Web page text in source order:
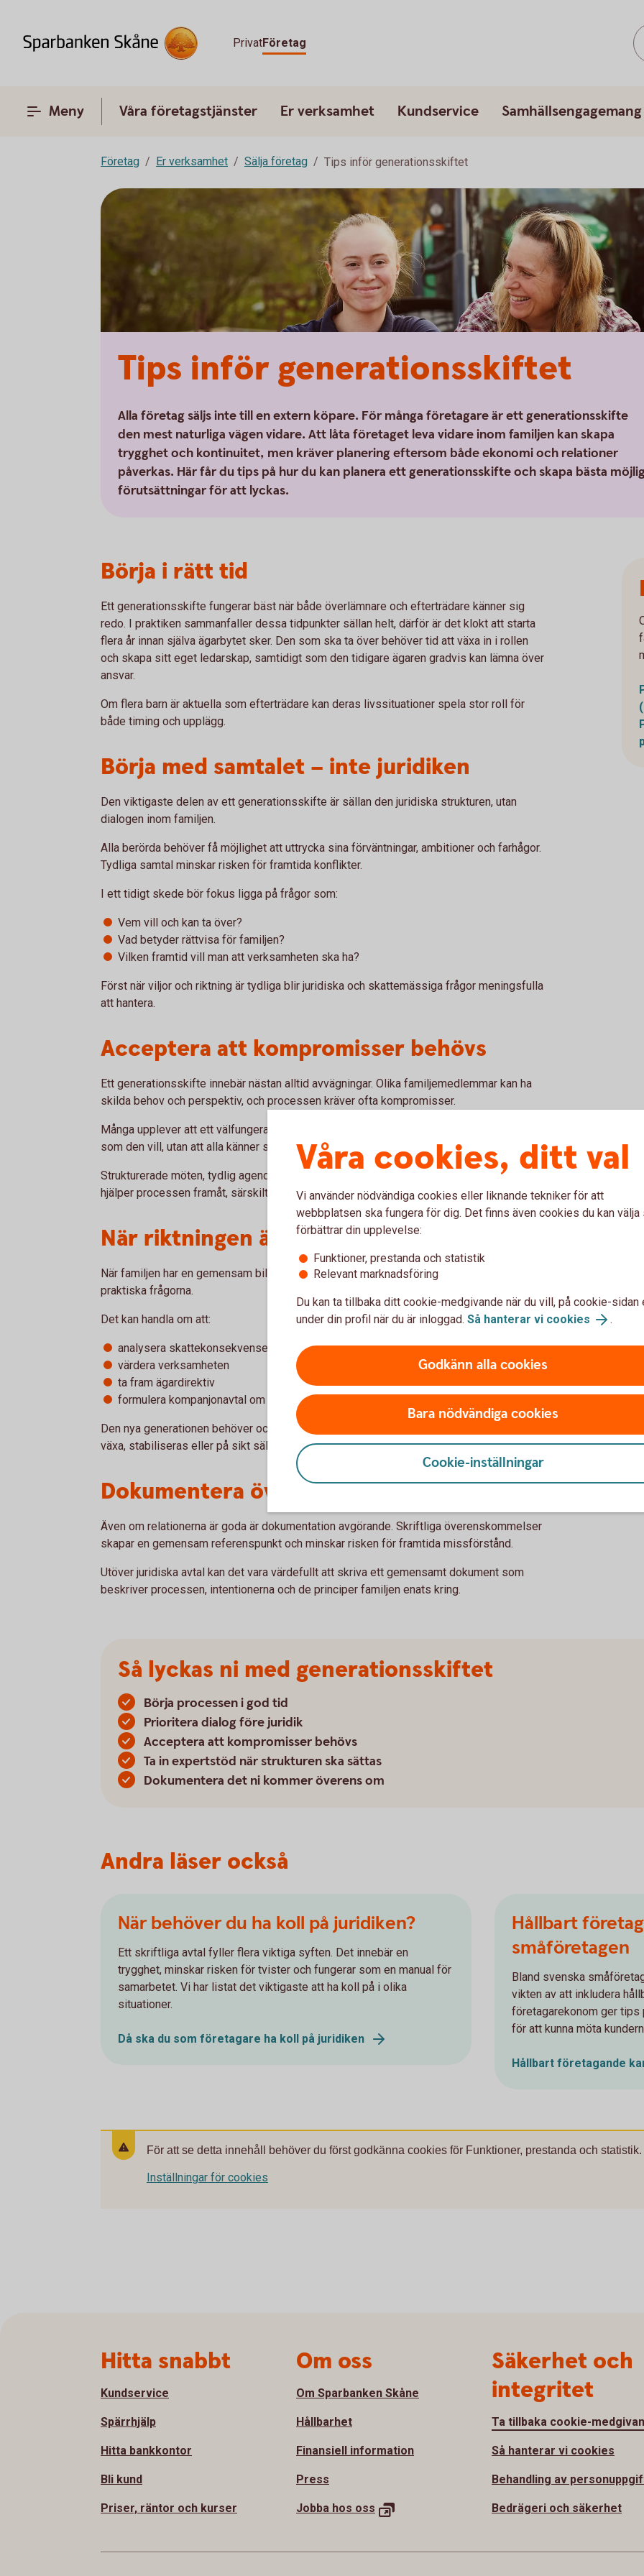
PrivatFöretag
Meny Våra företagstjänster Er verksamhet Kundservice Samhällsengagemang
Företag Er verksamhet Sälja företag Tips inför generationsskiftet
Tips inför generations­skiftet
Alla företag säljs inte till en extern köpare. För många företagare är ett generationsskifte
den mest naturliga vägen vidare. Att låta företaget leva vidare inom familjen kan skapa
trygghet och kontinuitet, men kräver planering eftersom både ekonomi och relationer
påverkas. Här får du tips på hur du kan planera ett generationsskifte och skapa bästa
förutsättningar för att lyckas.
Börja i rätt tid
Ett generationsskifte fungerar bäst när både överlämnare och efterträdare känner sig
redo. I praktiken sammanfaller dessa tidpunkter sällan helt, därför är det klokt att starta
flera år innan själva ägarbytet sker. Den som ska ta över behöver tid att växa in i rollen
och skapa sitt eget ledarskap, samtidigt som den tidigare ägaren gradvis kan lämna över
ansvar.
Om flera barn är aktuella som efterträdare kan deras livssituationer spela stor roll för
både timing och upplägg.
Börja med samtalet – inte juridiken
Den viktigaste delen av ett generationsskifte är sällan den juridiska strukturen, utan
dialogen inom familjen.
Alla berörda behöver få möjlighet att uttrycka sina förväntningar, ambitioner och farhågor.
Tydliga samtal minskar risken för framtida konflikter.
I ett tidigt skede bör fokus ligga på frågor som:
Vem vill och kan ta över?
Vad betyder rättvisa för familjen?
Vilken framtid vill man att verksamheten ska ha?
Först när viljor och riktning är tydliga blir juridiska och skattemässiga frågor meningsfulla
att hantera.
Acceptera att kompromisser behövs
Ett generationsskifte innebär nästan alltid avvägningar. Olika familjemedlemmar kan ha
skilda behov och perspektiv, och processen kräver ofta kompromisser.
Många upplever att ett välfungerande generationsskifte inte innebär att någon får exakt
som den vill, utan att alla känner sig hörda och kan acceptera helheten.
Strukturerade möten, tydlig agenda och dokumentation av vad man kommit överens om
hjälper processen framåt, särskilt när samtalen blir känslomässigt krävande.
När riktningen är satt – gå vidare till struktur
När familjen har en gemensam bild av vägen framåt är det dags att arbeta vidare med de
praktiska frågorna.
Det kan handla om att:
analysera skattekonsekvenser
värdera verksamheten
ta fram ägardirektiv
formulera kompanjonavtal om flera ska äga tillsammans
Den nya generationen behöver också ofta tydliggöra sina ambitioner, ska verksamheten
växa, stabiliseras eller på sikt säljas vidare?
Dokumentera överenskommelsen
Även om relationerna är goda är dokumentation avgörande. Skriftliga överenskommelser
skapar en gemensam referenspunkt och minskar risken för framtida missförstånd.
Utöver juridiska avtal kan det vara värdefullt att skriva ett gemensamt dokument som
beskriver processen, intentionerna och de principer familjen enats kring.
Så lyckas ni med generationsskiftet
Börja processen i god tid
Prioritera dialog före juridik
Acceptera att kompromisser behövs
Ta in expertstöd när strukturen ska sättas
Dokumentera det ni kommer överens om
Andra läser också
När behöver du ha koll på juridiken?
Ett skriftliga avtal fyller flera viktiga syften. Det innebär en
trygghet, minskar risken för tvister och fungerar som en manual för
samarbetet. Vi har listat det viktigaste att ha koll på i olika
situationer.
Då ska du som företagare ha koll på juridiken
Hållbart
småföretagen
Bland svenska
vikten av att inkludera
företagarekonom ger tips
för att kunna möta
Hållbart företagande
För att se detta innehåll behöver du först godkänna cookies för Funktioner, prestanda och statistik.
Inställningar för cookies
Våra cookies, ditt val
Vi använder nödvändiga cookies eller liknande tekniker för att
webbplatsen ska fungera för dig. Det finns även cookies du kan välja
förbättrar din upplevelse:
Funktioner, prestanda och statistik
Relevant marknadsföring
Du kan ta tillbaka ditt cookie-medgivande när du vill, på cookie-sidan
under din profil när du är inloggad. Så hanterar vi cookies .
Godkänn alla cookies
Bara nödvändiga cookies
Cookie-inställningar
Hitta snabbt
Kundservice
Spärrhjälp
Hitta bankkontor
Bli kund
Priser, räntor och kurser
Om oss
Om Sparbanken Skåne
Hållbarhet
Finansiell information
Press
Jobba hos oss
Säkerhet och
integritet
Ta tillbaka cookie-
Så hanterar vi cookies
Behandling av
Bedrägeri och säkerhet